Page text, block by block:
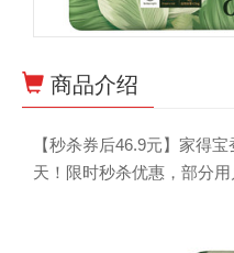
商品介绍
【秒杀券后46.9元】家得
天！限时秒杀优惠，部分